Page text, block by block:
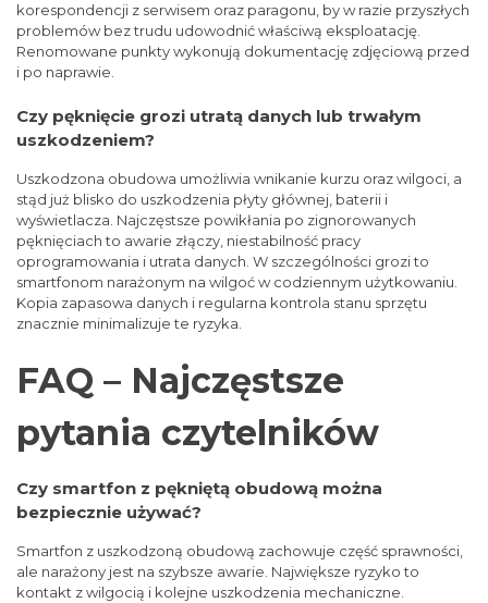
korespondencji z serwisem oraz paragonu, by w razie przyszłych
problemów bez trudu udowodnić właściwą eksploatację.
Renomowane punkty wykonują dokumentację zdjęciową przed
i po naprawie.
Czy pęknięcie grozi utratą danych lub trwałym
uszkodzeniem?
Uszkodzona obudowa umożliwia wnikanie kurzu oraz wilgoci, a
stąd już blisko do uszkodzenia płyty głównej, baterii i
wyświetlacza. Najczęstsze powikłania po zignorowanych
pęknięciach to awarie złączy, niestabilność pracy
oprogramowania i utrata danych. W szczególności grozi to
smartfonom narażonym na wilgoć w codziennym użytkowaniu.
Kopia zapasowa danych i regularna kontrola stanu sprzętu
znacznie minimalizuje te ryzyka.
FAQ – Najczęstsze
pytania czytelników
Czy smartfon z pękniętą obudową można
bezpiecznie używać?
Smartfon z uszkodzoną obudową zachowuje część sprawności,
ale narażony jest na szybsze awarie. Największe ryzyko to
kontakt z wilgocią i kolejne uszkodzenia mechaniczne.